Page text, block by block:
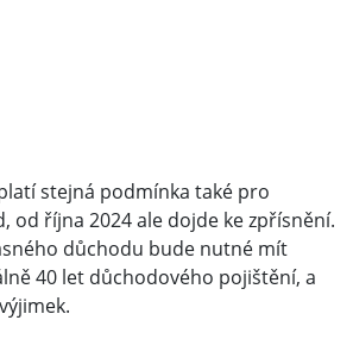
stejná podmínka také pro
od října 2024 ale dojde ke zpřísnění.
důchodu bude nutné mít
40 let důchodového pojištění, a